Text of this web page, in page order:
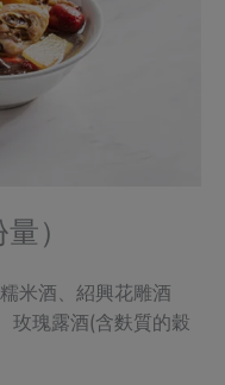
）
米酒、紹興花雕酒
玫瑰露酒(含麩質的穀